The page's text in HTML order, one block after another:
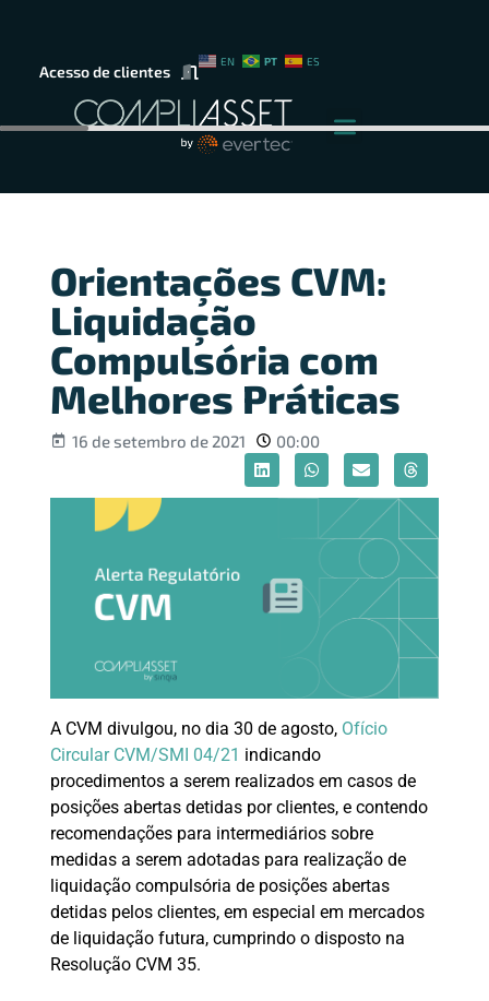
Acesso de clientes
EN PT ES
Orientações CVM:
Liquidação
Compulsória com
Melhores Práticas
16 de setembro de 2021 00:00
A CVM divulgou, no dia 30 de agosto, Ofício
Circular CVM/SMI 04/21 indicando
procedimentos a serem realizados em casos de
posições abertas detidas por clientes, e contendo
recomendações para intermediários sobre
medidas a serem adotadas para realização de
liquidação compulsória de posições abertas
detidas pelos clientes, em especial em mercados
de liquidação futura, cumprindo o disposto na
Resolução CVM 35.